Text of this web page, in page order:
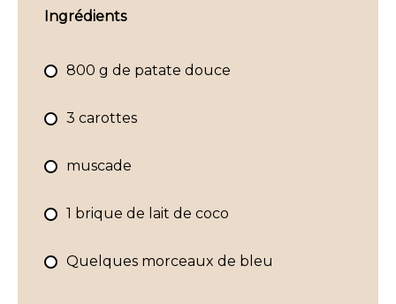
Ingrédients
800 g de patate douce
3 carottes
muscade
1 brique de lait de coco
Quelques morceaux de bleu